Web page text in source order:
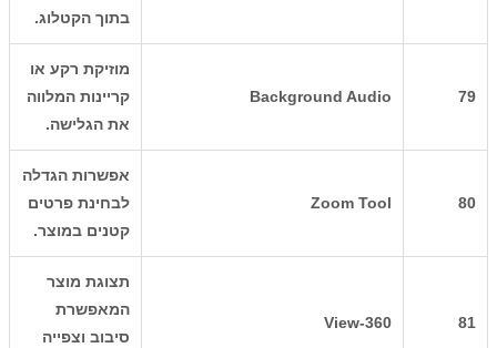
בתוך הקטלוג.
79
Background Audio
מוזיקת רקע או
קריינות המלווה
את הגלישה.
80
Zoom Tool
אפשרות הגדלה
לבחינת פרטים
קטנים במוצר.
81
360-View
תצוגת מוצר
המאפשרת
סיבוב וצפייה